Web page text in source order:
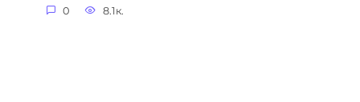
0 8.1к.